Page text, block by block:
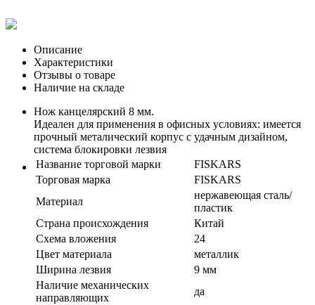
Описание
Характеристики
Отзывы о товаре
Наличие на складе
Нож канцелярский 8 мм.
Идеален для применения в офисных условиях: имеется
прочный металический корпус с удачным дизайном,
система блокировки лезвия
Название торговой марки
FISKARS
Торговая марка
FISKARS
Материал
нержавеющая сталь/
пластик
Страна происхождения
Китай
Схема вложения
24
Цвет материала
металлик
Ширина лезвия
9 мм
Наличие механических
направляющих
да